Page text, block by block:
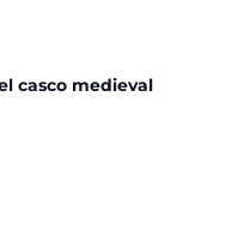
casco medieval